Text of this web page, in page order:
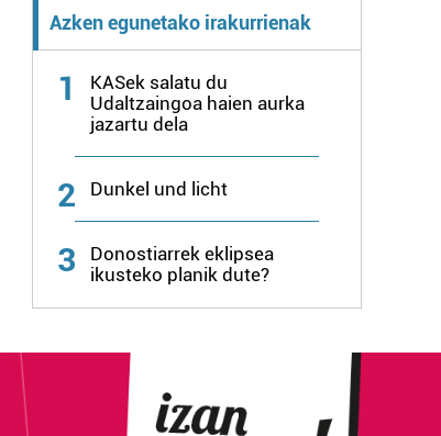
Azken egunetako irakurrienak
1
KASek salatu du
Udaltzaingoa haien aurka
jazartu dela
2 Dunkel und licht
3
Donostiarrek eklipsea
ikusteko planik dute?